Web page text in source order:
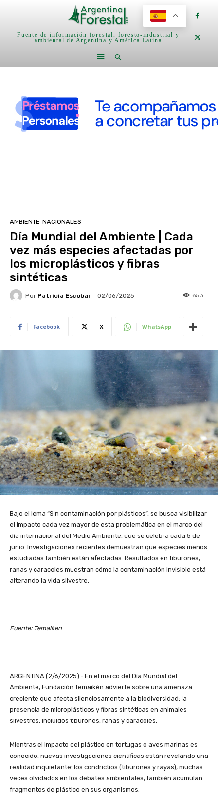
Fuente de información forestal, foresto-industrial y
ambiental de Argentina y América Latina
AMBIENTE NACIONALES
Día Mundial del Ambiente | Cada
vez más especies afectadas por
los microplásticos y fibras
sintéticas
Por Patricia Escobar 02/06/2025 653
Facebook X WhatsApp
Bajo el lema “Sin contaminación por plásticos”, se busca visibilizar
el impacto cada vez mayor de esta problemática en el marco del
día internacional del Medio Ambiente, que se celebra cada 5 de
junio. Investigaciones recientes demuestran que especies menos
estudiadas también están afectadas. Resultados en tiburones,
ranas y caracoles muestran cómo la contaminación invisible está
alterando la vida silvestre.
Fuente: Temaiken
ARGENTINA (2/6/2025).- En el marco del Día Mundial del
Ambiente, Fundación Temaikèn advierte sobre una amenaza
creciente que afecta silenciosamente a la biodiversidad: la
presencia de microplásticos y fibras sintéticas en animales
silvestres, incluidos tiburones, ranas y caracoles.
Mientras el impacto del plástico en tortugas o aves marinas es
conocido, nuevas investigaciones científicas están revelando una
realidad inquietante: los condrictios (tiburones y rayas), muchas
veces olvidados en los debates ambientales, también acumulan
fragmentos de plástico en sus organismos.